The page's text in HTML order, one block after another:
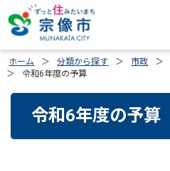
ホーム 分類から探す 市政
令和6年度の予算
令和6年度の予算